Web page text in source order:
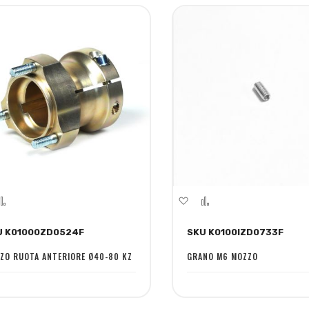
confronto
K01000ZD0524F
RUOTA ANTERIORE Ø40-80 KZ
Aggiungi
lista
desideri
confronto
SKU K0100IZD0733F
GRANO M6 MOZZO